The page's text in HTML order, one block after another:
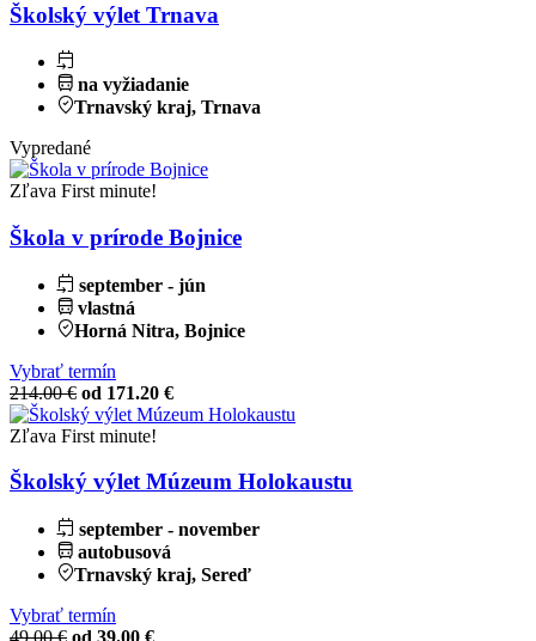
Školský výlet Trnava
na vyžiadanie
Trnavský kraj, Trnava
Vypredané
Zľava First minute!
Škola v prírode Bojnice
september - jún
vlastná
Horná Nitra, Bojnice
Vybrať termín
214.00 € od 171.20 €
Zľava First minute!
Školský výlet Múzeum Holokaustu
september - november
autobusová
Trnavský kraj, Sereď
Vybrať termín
49.00 € od 39.00 €